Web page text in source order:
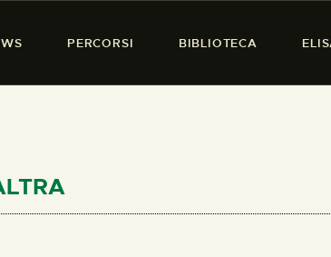
PERCORSI BIBLIOTECA
PRESENZA DONNA